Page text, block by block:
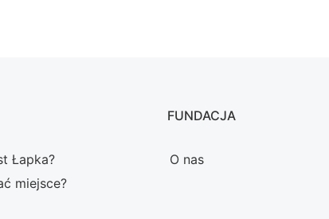
Łapka?
miejsce?
FUNDACJA
O nas